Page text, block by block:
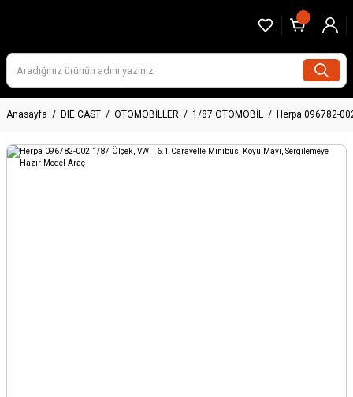
Anasayfa DIE CAST OTOMOBİLLER 1/87 OTOMOBİL Herpa 096782-